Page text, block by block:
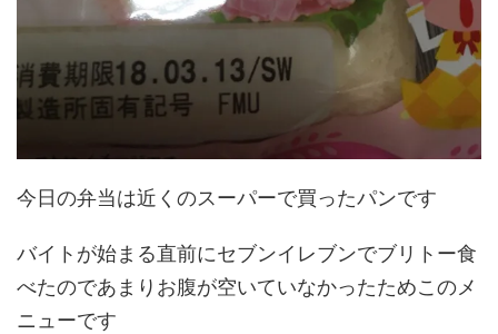
今日の弁当は近くのスーパーで買ったパンです
バイトが始まる直前にセブンイレブンでブリトー食
べたのであまりお腹が空いていなかったためこのメ
ニューです